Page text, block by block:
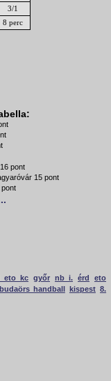
3/1
8 perc
pont
15 pont
pont
eto kc győr nb i. érd
eto
budaörs handball kispest 8.